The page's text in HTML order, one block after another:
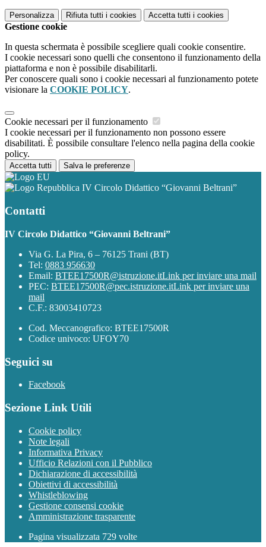
Personalizza Rifiuta tutti i cookies Accetta tutti i cookies
Gestione cookie
In questa schermata è possibile scegliere quali cookie consentire.
I cookie necessari sono quelli che consentono il funzionamento della
piattaforma e non è possibile disabilitarli.
Per conoscere quali sono i cookie necessari al funzionamento potete
visionare la COOKIE POLICY.
Cookie necessari per il funzionamento
I cookie necessari per il funzionamento non possono essere
disabilitati. È possibile consultare l'elenco nella pagina della cookie
policy.
Accetta tutti Salva le preferenze
IV Circolo Didattico “Giovanni Beltrani”
Contatti
IV Circolo Didattico “Giovanni Beltrani”
Via G. La Pira, 6 – 76125 Trani (BT)
Tel: 0883 956630
Email: BTEE17500R@istruzione.itLink per inviare una mail
PEC: BTEE17500R@pec.istruzione.itLink per inviare una
mail
C.F.: 83003410723
Cod. Meccanografico: BTEE17500R
Codice univoco: UFOY70
Seguici su
Facebook
Sezione Link Utili
Cookie policy
Note legali
Informativa Privacy
Ufficio Relazioni con il Pubblico
Dichiarazione di accessibilità
Obiettivi di accessibilità
Whistleblowing
Gestione consensi cookie
Amministrazione trasparente
Pagina visualizzata 729 volte